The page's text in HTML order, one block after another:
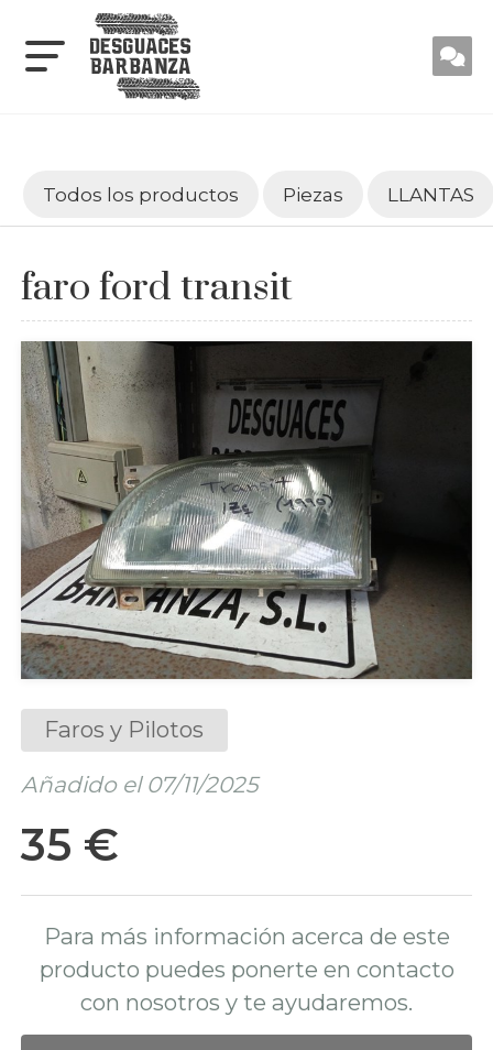
Todos los productos Piezas LLANTAS
faro ford transit
Faros y Pilotos
Añadido el 07/11/2025
35 €
Para más información acerca de este
producto puedes ponerte en contacto
con nosotros y te ayudaremos.